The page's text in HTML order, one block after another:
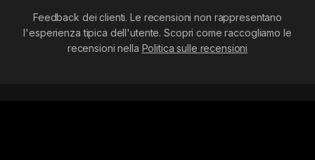
Feedback dei clienti. Le recensioni non rappresentano
l'esperienza tipica dell'utente. Scopri come raccogliamo le
recensioni nella Politica sulle recensioni